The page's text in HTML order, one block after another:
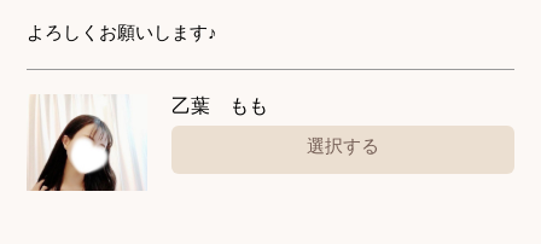
よろしくお願いします♪
乙葉 もも
選択する